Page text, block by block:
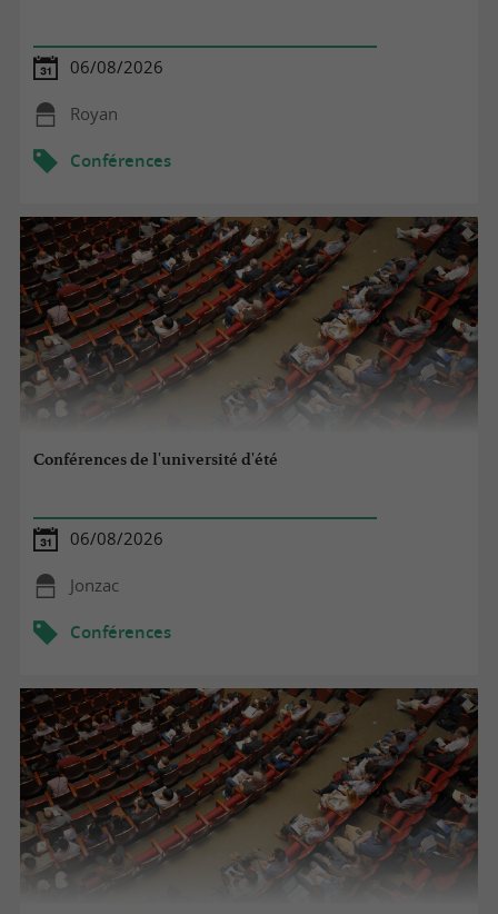
06/08/2026
Royan
Conférences
Conférences de l'université d'été
06/08/2026
Jonzac
Conférences